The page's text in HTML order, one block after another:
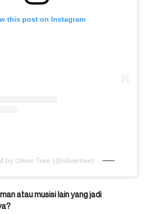
this post on Instagram
by Oliver Tree (@olivertree)
atau musisi lain yang jadi